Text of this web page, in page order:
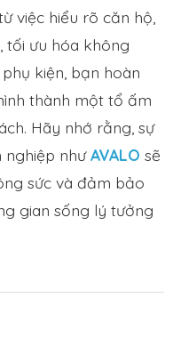
việc hiểu rõ căn hộ,
tối ưu hóa không
kiện, bạn hoàn
thành một tổ ấm
Hãy nhớ rằng, sự
nghiệp nhưAVALO sẽ
sức và đảm bảo
gian sống lý tưởng